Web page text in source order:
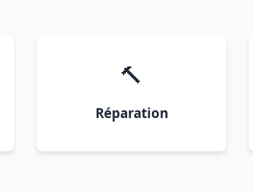
🔨
Réparation